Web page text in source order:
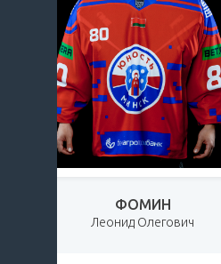
ФОМИН
Леонид Олегович